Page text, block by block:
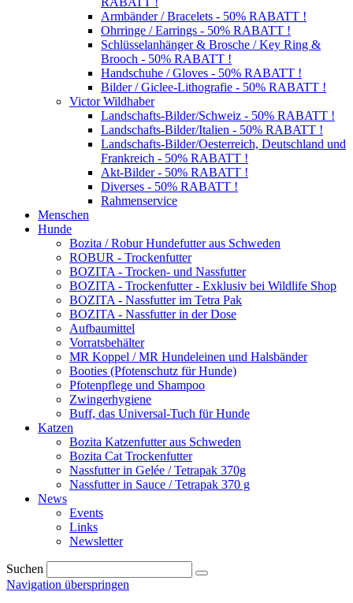
Armbänder / Bracelets - 50% RABATT !
Ohrringe / Earrings - 50% RABATT !
Schlüsselanhänger & Brosche / Key Ring &
Brooch - 50% RABATT !
Handschuhe / Gloves - 50% RABATT !
Bilder / Giclee-Lithografie - 50% RABATT !
Victor Wildhaber
Landschafts-Bilder/Schweiz - 50% RABATT !
Landschafts-Bilder/Italien - 50% RABATT !
Landschafts-Bilder/Oesterreich, Deutschland und
Frankreich - 50% RABATT !
Akt-Bilder - 50% RABATT !
Diverses - 50% RABATT !
Rahmenservice
Menschen
Hunde
Bozita / Robur Hundefutter aus Schweden
ROBUR - Trockenfutter
BOZITA - Trocken- und Nassfutter
BOZITA - Trockenfutter - Exklusiv bei Wildlife Shop
BOZITA - Nassfutter im Tetra Pak
BOZITA - Nassfutter in der Dose
Aufbaumittel
Vorratsbehälter
MR Koppel / MR Hundeleinen und Halsbänder
Booties (Pfotenschutz für Hunde)
Pfotenpflege und Shampoo
Zwingerhygiene
Buff, das Universal-Tuch für Hunde
Katzen
Bozita Katzenfutter aus Schweden
Bozita Cat Trockenfutter
Nassfutter in Gelée / Tetrapak 370g
Nassfutter in Sauce / Tetrapak 370 g
News
Events
Links
Newsletter
Suchen
Navigation überspringen